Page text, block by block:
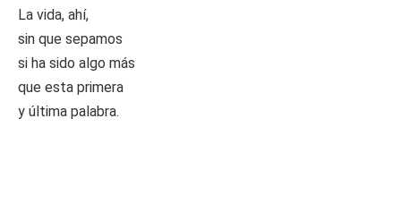
La vida, ahí,
sin que sepamos
si ha sido algo más
que esta primera
y última palabra.